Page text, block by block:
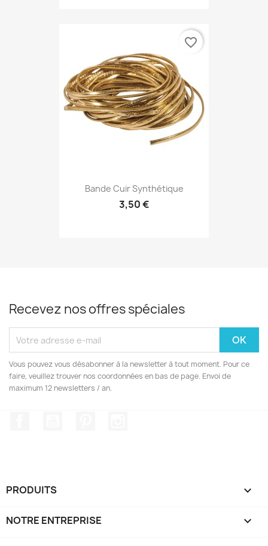
Bande Cuir Synthétique
3,50 €
favorite_border
Recevez nos offres spéciales
Vous pouvez vous désabonner à la newsletter à tout moment. Pour ce
faire, veuillez trouver nos coordonnées en bas de page. Envoi de
maximum 12 newsletters / an.
PRODUITS 
NOTRE ENTREPRISE 